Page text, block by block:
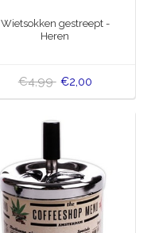
Wietsokken gestreept -
Heren
€4,99 €2,00